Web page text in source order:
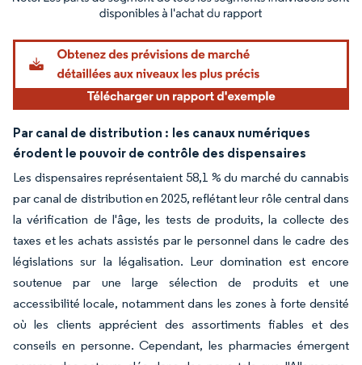
Image © Mordor Intelligence. La réutilisation nécessite une attribution sous CC BY
Par canal de distribution : les canaux numériques
érodent le pouvoir de contrôle des dispensaires
Les dispensaires représentaient 58,1 % du marché du cannabis
par canal de distribution en 2025, reflétant leur rôle central dans
la vérification de l'âge, les tests de produits, la collecte des
taxes et les achats assistés par le personnel dans le cadre des
législations sur la légalisation. Leur domination est encore
soutenue par une large sélection de produits et une
accessibilité locale, notamment dans les zones à forte densité
où les clients apprécient des assortiments fiables et des
conseils en personne. Cependant, les pharmacies émergent